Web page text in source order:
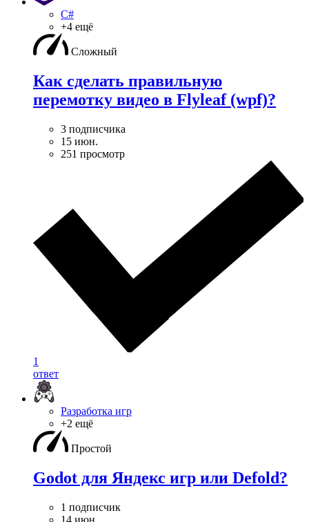
C#
+4 ещё
Сложный
Как сделать правильную
перемотку видео в Flyleaf (wpf)?
3 подписчика
15 июн.
251 просмотр
1
ответ
Разработка игр
+2 ещё
Простой
Godot для Яндекс игр или Defold?
1 подписчик